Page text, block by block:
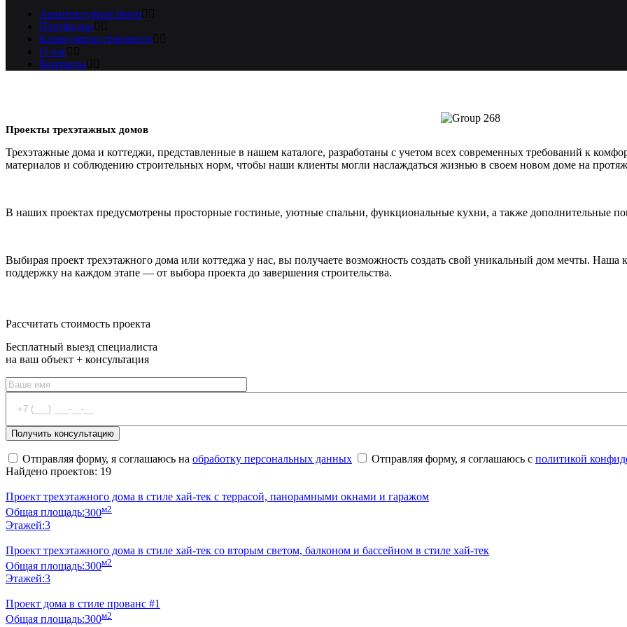
Архитектурное бюро
Портфолио
Калькулятор стоимости
О нас
Контакты
Проекты трехэтажных домов
Трехэтажные дома и коттеджи, представленные в нашем каталоге, разработаны с учетом всех современных требований к
материалов и соблюдению строительных норм, чтобы наши клиенты могли наслаждаться жизнью в своем новом доме на
В наших проектах предусмотрены просторные гостиные, уютные спальни, функциональные кухни, а также дополнительные
Выбирая проект трехэтажного дома или коттеджа у нас, вы получаете возможность создать свой уникальный дом мечты. Наша
поддержку на каждом этапе — от выбора проекта до завершения строительства.
Рассчитать стоимость проекта
Бесплатный выезд специалиста
на ваш объект + консультация
Отправляя форму, я соглашаюсь на обработку персональных данных Отправляя форму, я соглашаюсь с политикой
Найдено проектов: 19
Проект трехэтажного дома в стиле хай-тек с террасой, панорамными окнами и гаражом
Общая площадь:300м2
Этажей:3
Проект трехэтажного дома в стиле хай-тек со вторым светом, балконом и бассейном в стиле хай-тек
Общая площадь:300м2
Этажей:3
Проект дома в стиле прованс #1
Общая площадь:300м2